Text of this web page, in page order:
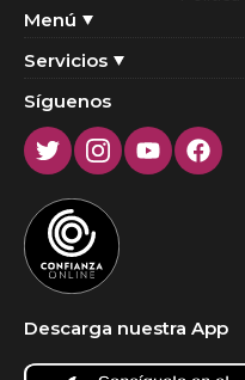
Menú
Servicios
Síguenos
TwitterInstagram
Youtube
Descarga nuestra App